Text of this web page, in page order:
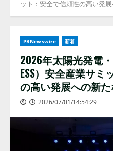
ット：安全で信頼性の高い発
PRNewswire 新着
2026年太陽光発電
ESS）安全産業サ
の高い発展への新
2026/07/01/14:54:29